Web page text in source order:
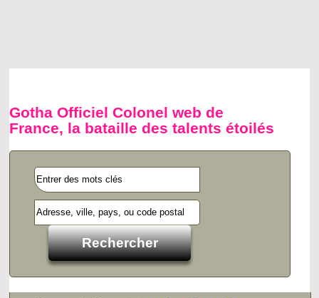
Gotha Officiel Colonel web de
France, la bataille des talents étoilés